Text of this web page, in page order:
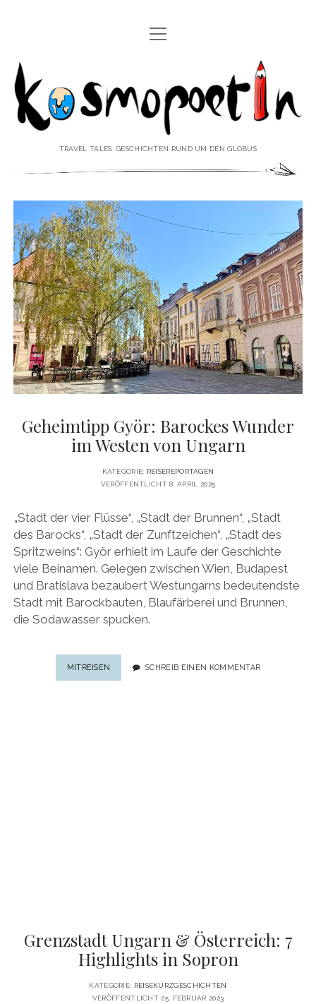
REISEREPORTAGEN
REISEPOESIE
REISEKOLUMNEN
REISEVIDEOS
REISESPECIALS
♥ ÜBER DEN REISEBLOG
Menü
öffnen
IMPRESSUM
DATENSCHUTZERKLÄRUNG
♥ ÜBER DIE AUTORIN Menü
öffnen
VITA
PRESSE & MEDIEN
MEDIADATEN
twitterfacebook
pinterestyoutubeinstagram
Menü
öffnen
Kosmopoetin
TRAVEL TALES: GESCHICHTEN RUND UM DEN GLOBUS
Geheimtipp Györ: Barockes Wunder
im Westen von Ungarn
KATEGORIE: REISEREPORTAGEN
VERÖFFENTLICHT 8. APRIL 2025
„Stadt der vier Flüsse“, „Stadt der Brunnen“, „Stadt
des Barocks“, „Stadt der Zunftzeichen“, „Stadt des
Spritzweins“: Györ erhielt im Laufe der Geschichte
viele Beinamen. Gelegen zwischen Wien, Budapest
und Bratislava bezaubert Westungarns bedeutendste
Stadt mit Barockbauten, Blaufärberei und Brunnen,
die Sodawasser spucken.
MITREISEN GEHEIMTIPP
GYÖR:
SCHREIB EINEN KOMMENTAR
Grenzstadt Ungarn & Österreich: 7
Highlights in Sopron
KATEGORIE: REISEKURZGESCHICHTEN
VERÖFFENTLICHT 25. FEBRUAR 2023